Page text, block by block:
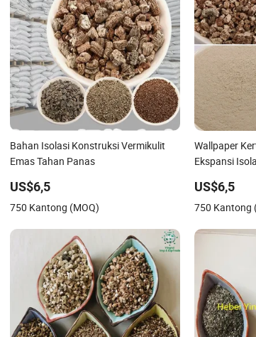
Bahan Isolasi Konstruksi Vermikulit
Emas Tahan Panas
US$6,5
750 Kantong (MOQ)
Wallpaper
Ekspansi
US$6,5
750 Kantong